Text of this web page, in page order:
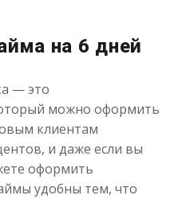
на 6 дней
— это
можно оформить
клиентам
и даже если вы
оформить
удобны тем, что